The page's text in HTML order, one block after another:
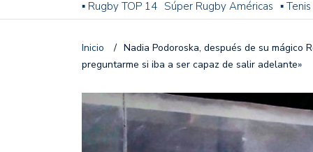
Franco Colapinto giró
F1: tras las sanciones y
Racing le ganó a
omitió un penal de Sosa
▪ Rugby TOP 14 Súper Rugby Américas ▪ Tenis
Inicio / Nadia Podoroska, después de su mágico
preguntarme si iba a ser capaz de salir adelante»